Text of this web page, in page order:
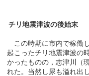
チリ地震津波の後始末
この時期に市内で稼働
起こったチリ地震津波の
かったものの，志津川（
れた。当然し尿も溢れ出